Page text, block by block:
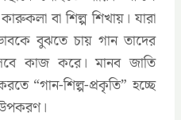
বা শিল্প শিখায়। যারা
বুঝতে চায় গান তাদের
কাজ করে। মানব জাতি
“গান-শিল্প-প্রকৃতি” হচ্ছে
উপকরণ।